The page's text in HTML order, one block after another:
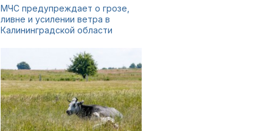
МЧС предупреждает о грозе,
ливне и усилении ветра в
Калининградской области